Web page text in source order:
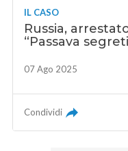
IL CASO
Russia,
“Passava
07 Ago 2025
Condividi